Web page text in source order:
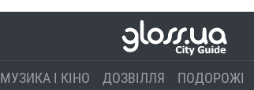
МУЗИКА І КІНО ДОЗВІЛЛЯ ПОДОРОЖІ